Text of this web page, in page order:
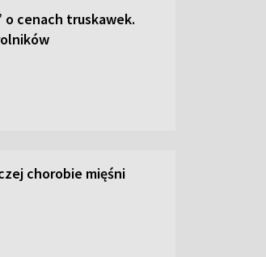
o cenach truskawek.
chorobie mięśni